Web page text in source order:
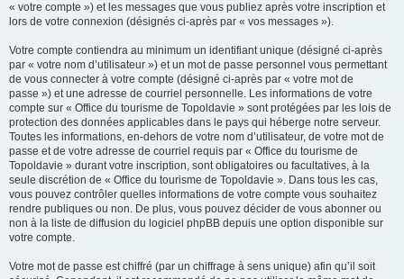
« votre compte ») et les messages que vous publiez après votre inscription et
lors de votre connexion (désignés ci-après par « vos messages »).
Votre compte contiendra au minimum un identifiant unique (désigné ci-après
par « votre nom d’utilisateur ») et un mot de passe personnel vous permettant
de vous connecter à votre compte (désigné ci-après par « votre mot de
passe ») et une adresse de courriel personnelle. Les informations de votre
compte sur « Office du tourisme de Topoldavie » sont protégées par les lois de
protection des données applicables dans le pays qui héberge notre serveur.
Toutes les informations, en-dehors de votre nom d’utilisateur, de votre mot de
passe et de votre adresse de courriel requis par « Office du tourisme de
Topoldavie » durant votre inscription, sont obligatoires ou facultatives, à la
seule discrétion de « Office du tourisme de Topoldavie ». Dans tous les cas,
vous pouvez contrôler quelles informations de votre compte vous souhaitez
rendre publiques ou non. De plus, vous pouvez décider de vous abonner ou
non à la liste de diffusion du logiciel phpBB depuis une option disponible sur
votre compte.
Votre mot de passe est chiffré (par un chiffrage à sens unique) afin qu’il soit